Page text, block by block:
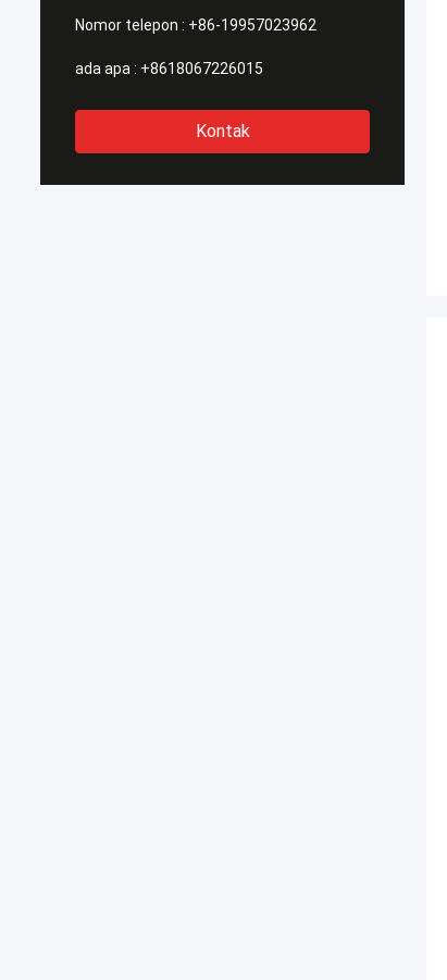
Nomor telepon : +86-19957023962
ada apa : +8618067226015
Kontak